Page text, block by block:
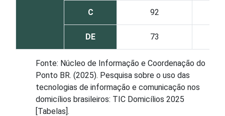
C 92
DE 73
Fonte: Núcleo de Informação e Coordenação do
Ponto BR. (2025). Pesquisa sobre o uso das
tecnologias de informação e comunicação nos
domicílios brasileiros: TIC Domicílios 2025
[Tabelas].